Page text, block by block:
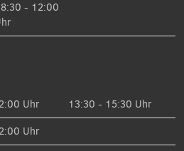
- 12:00
Uhr
13:30 - 15:30 Uhr
Uhr